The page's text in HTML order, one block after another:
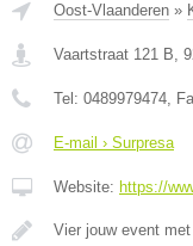
Oost-Vlaanderen »
Vaartstraat 121 B,
Tel: 0489979474,
E-mail › Surpresa
Website: https://
Vier jouw event